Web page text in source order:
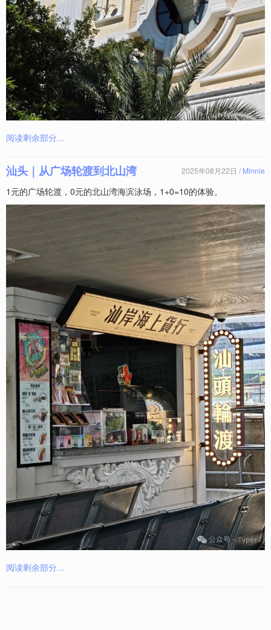
阅读剩余部分...
汕头｜从广场轮渡到北山湾 2025年08月22日 / Minnie
1元的广场轮渡，0元的北山湾海滨泳场，1+0=10的体验。
阅读剩余部分...